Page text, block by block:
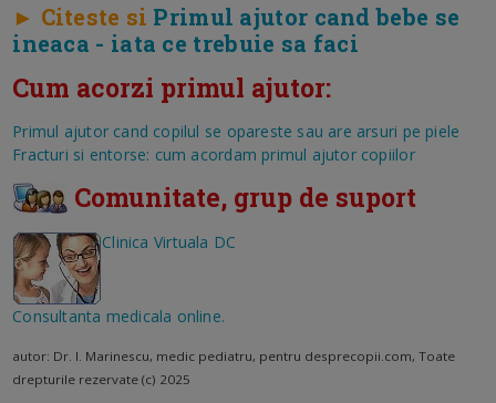
► Citeste si Primul ajutor cand bebe se
ineaca - iata ce trebuie sa faci
Cum acorzi primul ajutor:
Primul ajutor cand copilul se opareste sau are arsuri pe piele
Fracturi si entorse: cum acordam primul ajutor copiilor
Comunitate, grup de suport
Clinica Virtuala DC
Consultanta medicala online.
autor: Dr. I. Marinescu, medic pediatru, pentru desprecopii.com, Toate
drepturile rezervate (c) 2025